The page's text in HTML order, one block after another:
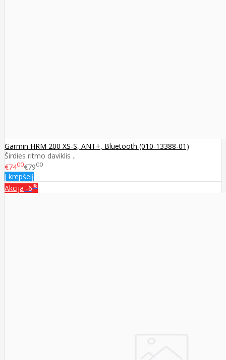
Garmin HRM 200 XS-S, ANT+, Bluetooth (010-13388-01)
Širdies ritmo daviklis ..
€7400€7900
Į krepšelį
Akcija -6%